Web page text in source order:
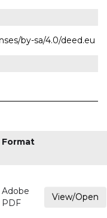
by-sa/4.0/deed.eu
Format
Adobe
PDF
View/Open